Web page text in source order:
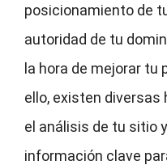
posicionamiento de
autoridad de tu
la hora de mejorar tu
ello, existen
el análisis de tu sitio
información clave